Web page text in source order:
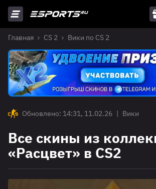
Главная CS 2 Вики по CS 2
Обновлено: 14:31, 11.02.26 | Вики
Все скины из
«Расцвет» в CS2